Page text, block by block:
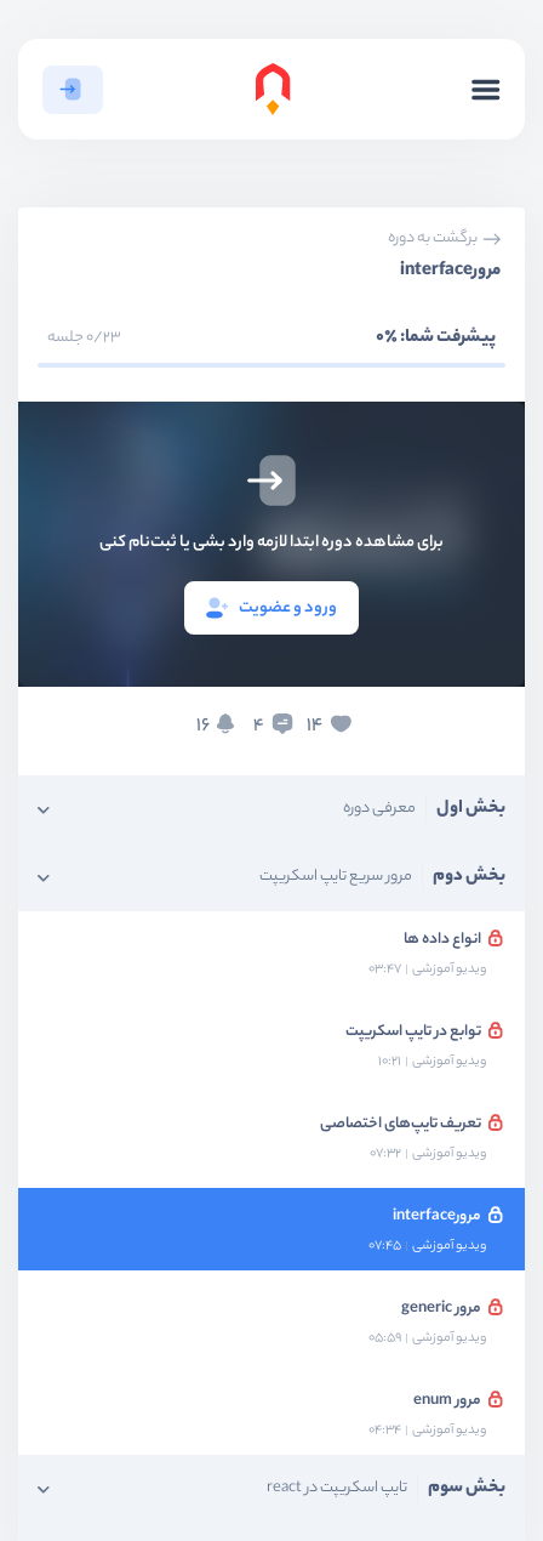
برگشت به دوره
مرورinterface
پیشرفت شما:٪0 0/23 جلسه
برای مشاهده دوره ابتدا لازمه وارد بشی یا ثبت‌نام کنی
ورود و عضویت
14
4
16
بخش اول معرفی دوره
بخش دوم مرور سریع تایپ اسکریپت
انواع داده ها
ویدیو آموزشی 03:47
توابع در تایپ اسکریپت
ویدیو آموزشی 10:21
تعریف تایپ‌های اختصاصی
ویدیو آموزشی 07:32
مرورinterface
ویدیو آموزشی 07:45
مرور generic
ویدیو آموزشی 05:59
مرور enum
ویدیو آموزشی 04:34
بخش سوم تایپ اسکریپت در react